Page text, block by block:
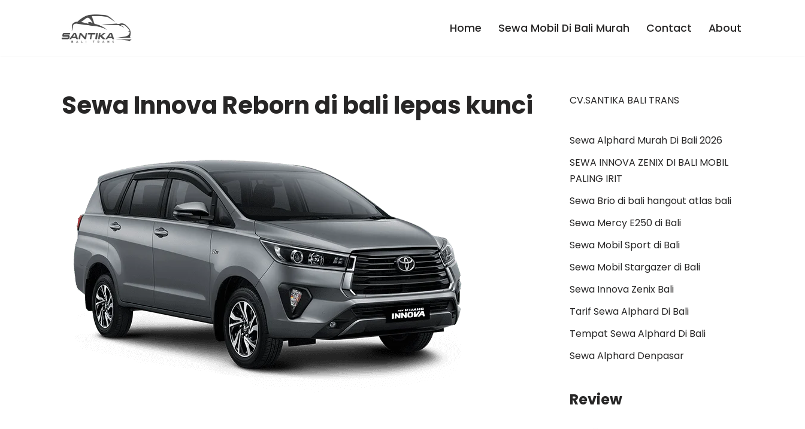
Home Sewa Mobil Di Bali Murah Contact About
Sewa Innova Reborn di bali lepas kunci CV.SANTIKA BALI TRANS
Sewa Alphard Murah Di Bali 2026
SEWA INNOVA ZENIX DI BALI MOBIL
PALING IRIT
Sewa Brio di bali hangout atlas bali
Sewa Mercy E250 di Bali
Sewa Mobil Sport di Bali
Sewa Mobil Stargazer di Bali
Sewa Innova Zenix Bali
Tarif Sewa Alphard Di Bali
Tempat Sewa Alphard Di Bali
Sewa Alphard Denpasar
Review